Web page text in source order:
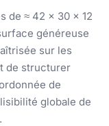
de ≈ 42 × 30 × 12
généreuse
sur les
de structurer
de
globale de